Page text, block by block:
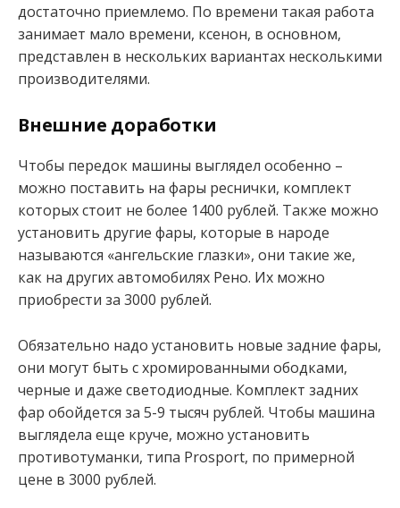
достаточно приемлемо. По времени такая работа
занимает мало времени, ксенон, в основном,
представлен в нескольких вариантах несколькими
производителями.
Внешние доработки
Чтобы передок машины выглядел особенно –
можно поставить на фары реснички, комплект
которых стоит не более 1400 рублей. Также можно
установить другие фары, которые в народе
называются «ангельские глазки», они такие же,
как на других автомобилях Рено. Их можно
приобрести за 3000 рублей.
Обязательно надо установить новые задние фары,
они могут быть с хромированными ободками,
черные и даже светодиодные. Комплект задних
фар обойдется за 5-9 тысяч рублей. Чтобы машина
выглядела еще круче, можно установить
противотуманки, типа Prosport, по примерной
цене в 3000 рублей.